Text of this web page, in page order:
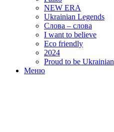
NEW ERA
Ukrainian Legends
Слова – слова
I want to believe
Eco friendly
2024
Proud to be Ukrainian
Меню